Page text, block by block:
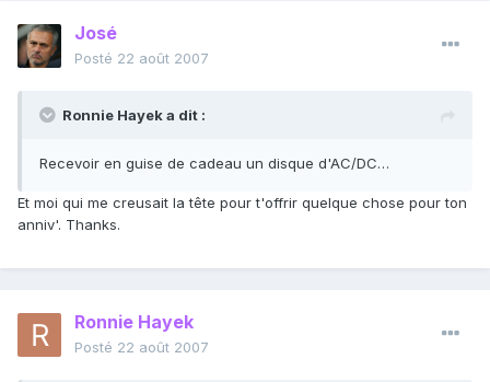
José
Posté 22 août 2007
Ronnie Hayek a dit :
Recevoir en guise de cadeau un disque d'AC/DC…
Et moi qui me creusait la tête pour t'offrir quelque chose pour ton
anniv'. Thanks.
Ronnie Hayek
Posté 22 août 2007